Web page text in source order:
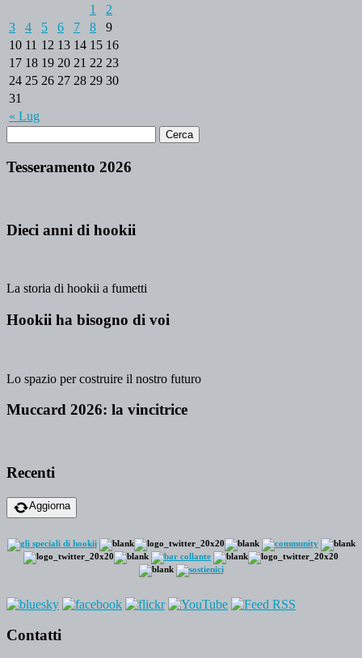
« Lug
1
2
3
4 5 6 7 8
9
10 11 12 13 14 15 16
17 18 19 20 21 22 23
24 25 26 27 28 29 30
31
Tesseramento 2026
Dieci anni di hookii
La storia di hookii a fumetti
Hookii ha bisogno di voi
Lo spazio per costruire il nostro futuro
Muccard 2026: la vincitrice
Recenti
Aggiorna
Contatti